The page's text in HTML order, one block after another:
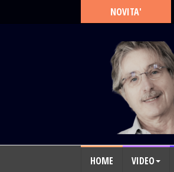
NOVITA'
HOME VIDEO